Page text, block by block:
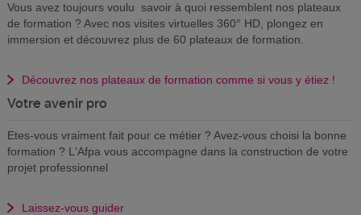
Vous avez toujours voulu savoir à quoi ressemblent nos plateaux
de formation ? Avec nos visites virtuelles 360° HD, plongez en
immersion et découvrez plus de 60 plateaux de formation.
Découvrez nos plateaux de formation comme si vous y étiez !
Votre avenir pro
Etes-vous vraiment fait pour ce métier ? Avez-vous choisi la bonne
formation ? L'Afpa vous accompagne dans la construction de votre
projet professionnel
Laissez-vous guider